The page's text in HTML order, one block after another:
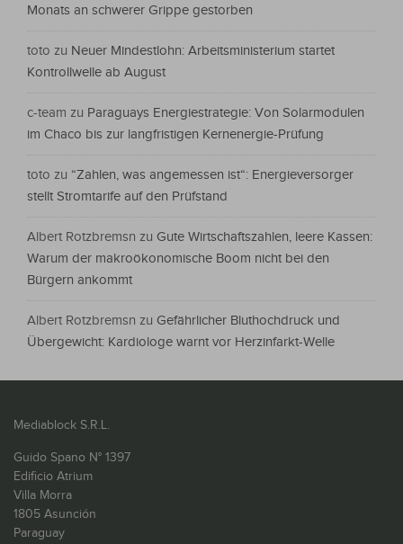
Monats an schwerer Grippe gestorben
toto zu Neuer Mindestlohn: Arbeitsministerium startet
Kontrollwelle ab August
c-team zu Paraguays Energiestrategie: Von Solarmodulen
im Chaco bis zur langfristigen Kernenergie-Prüfung
toto zu “Zahlen, was angemessen ist“: Energieversorger
stellt Stromtarife auf den Prüfstand
Albert Rotzbremsn zu Gute Wirtschaftszahlen, leere Kassen:
Warum der makroökonomische Boom nicht bei den
Bürgern ankommt
Albert Rotzbremsn zu Gefährlicher Bluthochdruck und
Übergewicht: Kardiologe warnt vor Herzinfarkt-Welle
Mediablock S.R.L.
Guido Spano N° 1397
Edificio Atrium
Villa Morra
1805 Asunción
Paraguay